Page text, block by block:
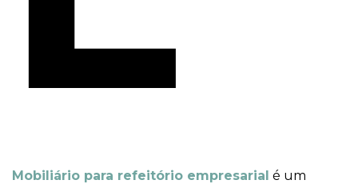
Mobiliário para refeitório empresarial é um